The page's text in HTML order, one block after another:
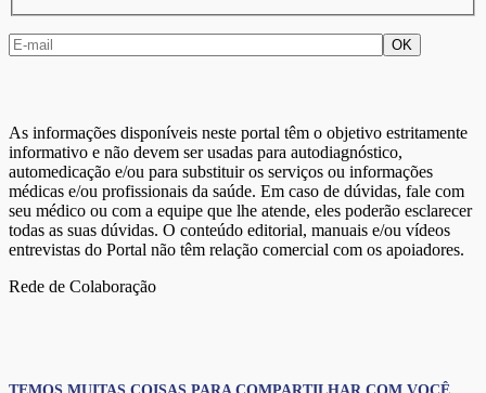
As informações disponíveis neste portal têm o objetivo estritamente
informativo e não devem ser usadas para autodiagnóstico,
automedicação e/ou para substituir os serviços ou informações
médicas e/ou profissionais da saúde. Em caso de dúvidas, fale com
seu médico ou com a equipe que lhe atende, eles poderão esclarecer
todas as suas dúvidas. O conteúdo editorial, manuais e/ou vídeos
entrevistas do Portal não têm relação comercial com os apoiadores.
Rede de Colaboração